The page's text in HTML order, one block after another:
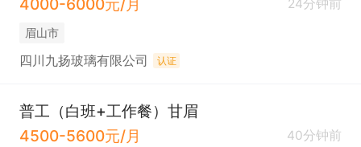
24分钟前
眉山市
四川九扬玻璃有限公司 认证
普工（白班+工作餐）甘眉
4500-5600元/月
40分钟前